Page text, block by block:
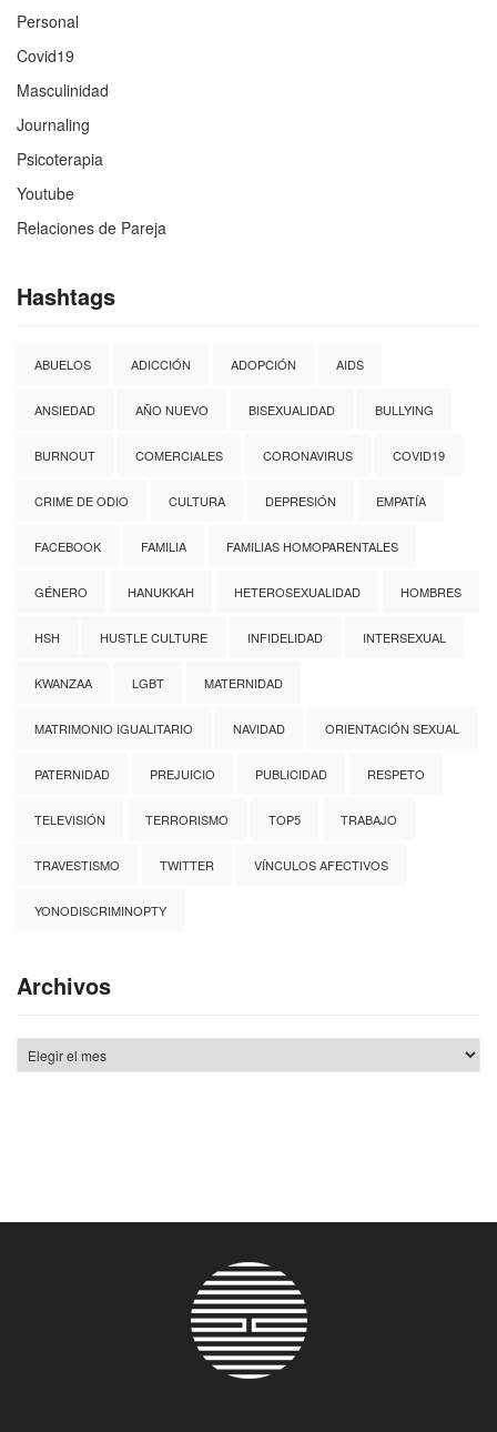
Personal
Covid19
Masculinidad
Journaling
Psicoterapia
Youtube
Relaciones de Pareja
Hashtags
ABUELOS ADICCIÓN ADOPCIÓN AIDS
ANSIEDAD AÑO NUEVO BISEXUALIDAD BULLYING
BURNOUT COMERCIALES CORONAVIRUS COVID19
CRIME DE ODIO CULTURA DEPRESIÓN EMPATÍA
FACEBOOK FAMILIA FAMILIAS HOMOPARENTALES
GÉNERO HANUKKAH HETEROSEXUALIDAD HOMBRES
HSH HUSTLE CULTURE INFIDELIDAD INTERSEXUAL
KWANZAA LGBT MATERNIDAD
MATRIMONIO IGUALITARIO NAVIDAD ORIENTACIÓN SEXUAL
PATERNIDAD PREJUICIO PUBLICIDAD RESPETO
TELEVISIÓN TERRORISMO TOP5 TRABAJO
TRAVESTISMO TWITTER VÍNCULOS AFECTIVOS
YONODISCRIMINOPTY
Archivos
Archivos